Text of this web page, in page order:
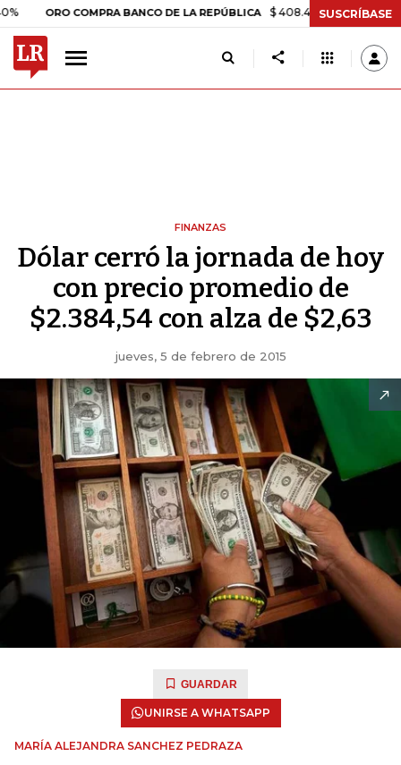
ORO COMPRA BANCO DE LA REPÚBLICA $ 408.498,97 +$ 8.753,81
SUSCRÍBASE
FINANZAS
Dólar cerró la jornada de hoy
con precio promedio de
$2.384,54 con alza de $2,63
jueves, 5 de febrero de 2015
GUARDAR
UNIRSE A WHATSAPP
MARÍA ALEJANDRA SANCHEZ PEDRAZA